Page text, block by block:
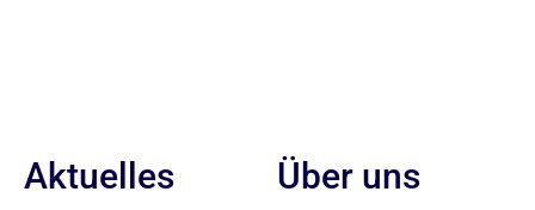
Aktuelles Über uns